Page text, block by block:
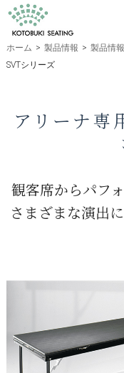
ホーム > 製品情報 > 製品情
SVTシリーズ
アリーナ専
観客席からパフ
さまざまな演出